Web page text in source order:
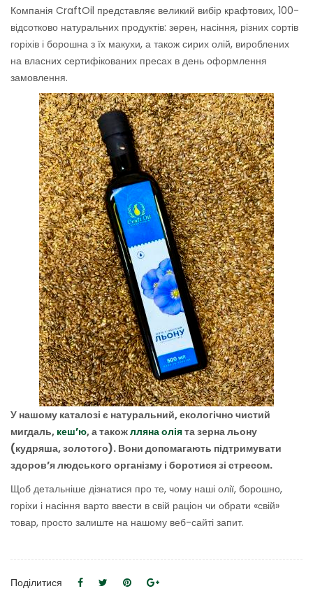
Компанія CraftOil представляє великий вибір крафтових, 100-
відсотково натуральних продуктів: зерен, насіння, різних сортів
горіхів і борошна з їх макухи, а також сирих олій, вироблених
на власних сертифікованих пресах в день оформлення
замовлення.
У нашому каталозі є натуральний, екологічно чистий
мигдаль, кеш’ю, а такожлляна оліята зерна льону
(кудряша, золотого). Вони допомагають підтримувати
здоров’я людського організму і боротися зі стресом.
Щоб детальніше дізнатися про те, чому наші олії, борошно,
горіхи і насіння варто ввести в свій раціон чи обрати «свій»
товар, просто залиште на нашому веб-сайті запит.
Поділитися